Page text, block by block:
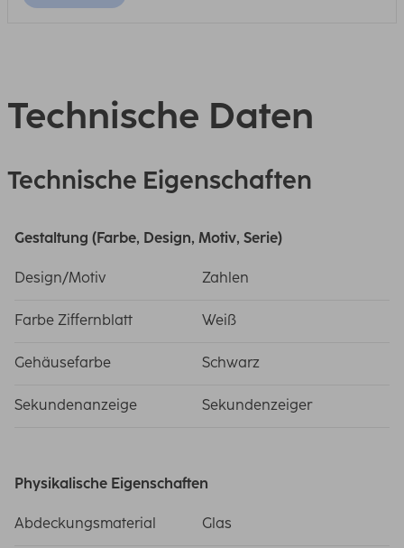
Technische Daten
Technische Eigenschaften
Gestaltung (Farbe, Design, Motiv, Serie)
Design/Motiv Zahlen
Farbe Ziffernblatt Weiß
Gehäusefarbe Schwarz
Sekundenanzeige Sekundenzeiger
Physikalische Eigenschaften
Abdeckungsmaterial Glas